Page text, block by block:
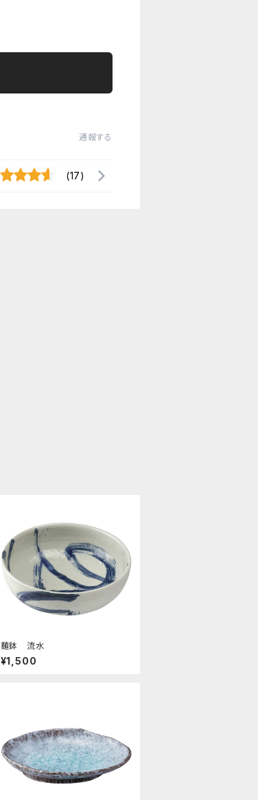
通報する
(17)
麺鉢 流水
¥1,500